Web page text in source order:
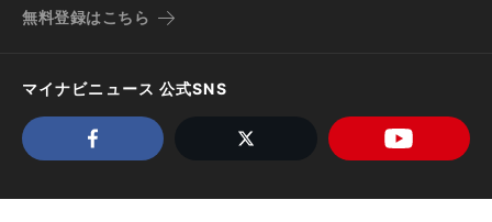
無料登録はこちら
マイナビニュース 公式SNS